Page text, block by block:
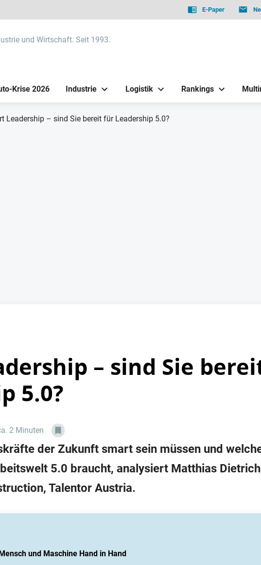
E-Paper
und Wirtschaft. Seit 1993.
Krise 2026 Industrie Logistik Rankings
Leadership – sind Sie bereit für Leadership 5.0?
– sind Sie
5.0?
2 Minuten
der Zukunft smart sein müssen und
5.0 braucht, analysiert Matthias
Talentor Austria.
und Maschine Hand in Hand